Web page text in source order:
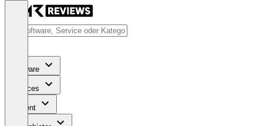
Software
Services
Content